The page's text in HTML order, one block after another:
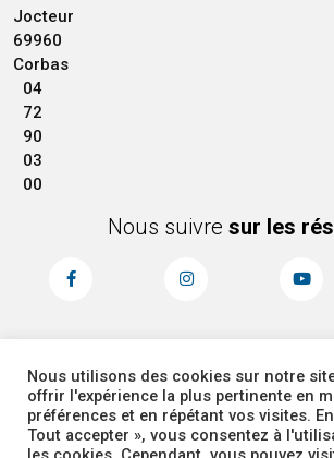
Jocteur
69960
Corbas
04
72
90
03
00
Nous suivre sur les
MENTIONS LÉGALES
PLAN DU SITE
Nous utilisons des cookies sur notre
offrir l'expérience la plus pertinente en
préférences et en répétant vos visites.
Tout accepter », vous consentez à